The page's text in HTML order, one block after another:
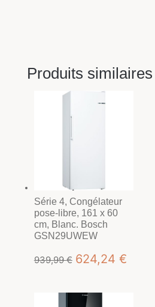
Produits similaires
Série 4, Congélateur
pose-libre, 161 x 60
cm, Blanc. Bosch
GSN29UWEW
939,99€ Le
initial
624,24 €Le